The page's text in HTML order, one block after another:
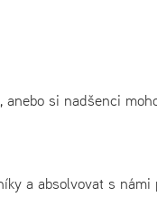
si nadšenci
a absolvovat s námi